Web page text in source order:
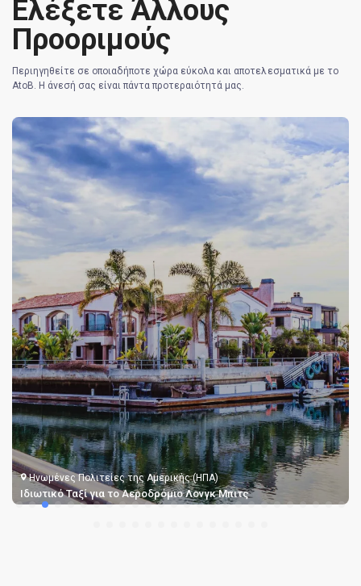
Ελέξετε Άλλους
Προοριμούς
Περιηγηθείτε σε οποιαδήποτε χώρα εύκολα και αποτελεσματικά με το
AtoB. Η άνεσή σας είναι πάντα προτεραιότητά μας.
Ηνωμένες Πολιτείες της Αμερικής (ΗΠΑ)
Ιδιωτικό Ταξί για το Αεροδρόμιο Λονγκ Μπιτς